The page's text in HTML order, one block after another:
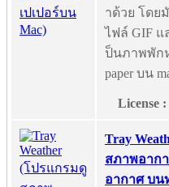
าด้วย โดย
ไฟล์ GIF แ
ป็นภาพพัก
paper บน
License
Tray
สภาพอาก
อากาศ บน